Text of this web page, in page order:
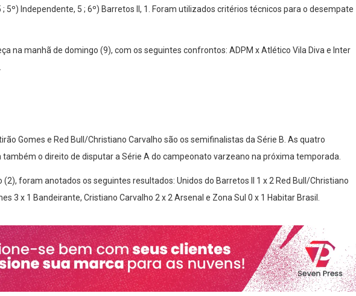
; 5º) Independente, 5 ; 6º) Barretos II, 1. Foram utilizados critérios técnicos para o desempate
na manhã de domingo (9), com os seguintes confrontos: ADPM x Atlético Vila Diva e Inter
Gomes e Red Bull/Christiano Carvalho são os semifinalistas da Série B. As quatro
o direito de disputar a Série A do campeonato varzeano na próxima temporada.
(2), foram anotados os seguintes resultados: Unidos do Barretos II 1 x 2 Red Bull/Christiano
3 x 1 Bandeirante, Cristiano Carvalho 2 x 2 Arsenal e Zona Sul 0 x 1 Habitar Brasil.